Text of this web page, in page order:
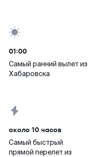
01:00
Самый ранний вылет из
Хабаровска
около 10 часов
Самый быстрый
прямой перелет из